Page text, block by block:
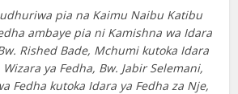
pia na Kaimu Naibu Katibu
ambaye pia ni Kamishna wa Idara
Rished Bade, Mchumi kutoka Idara
ya Fedha, Bw. Jabir Selemani,
Fedha kutoka Idara ya Fedha za Nje,